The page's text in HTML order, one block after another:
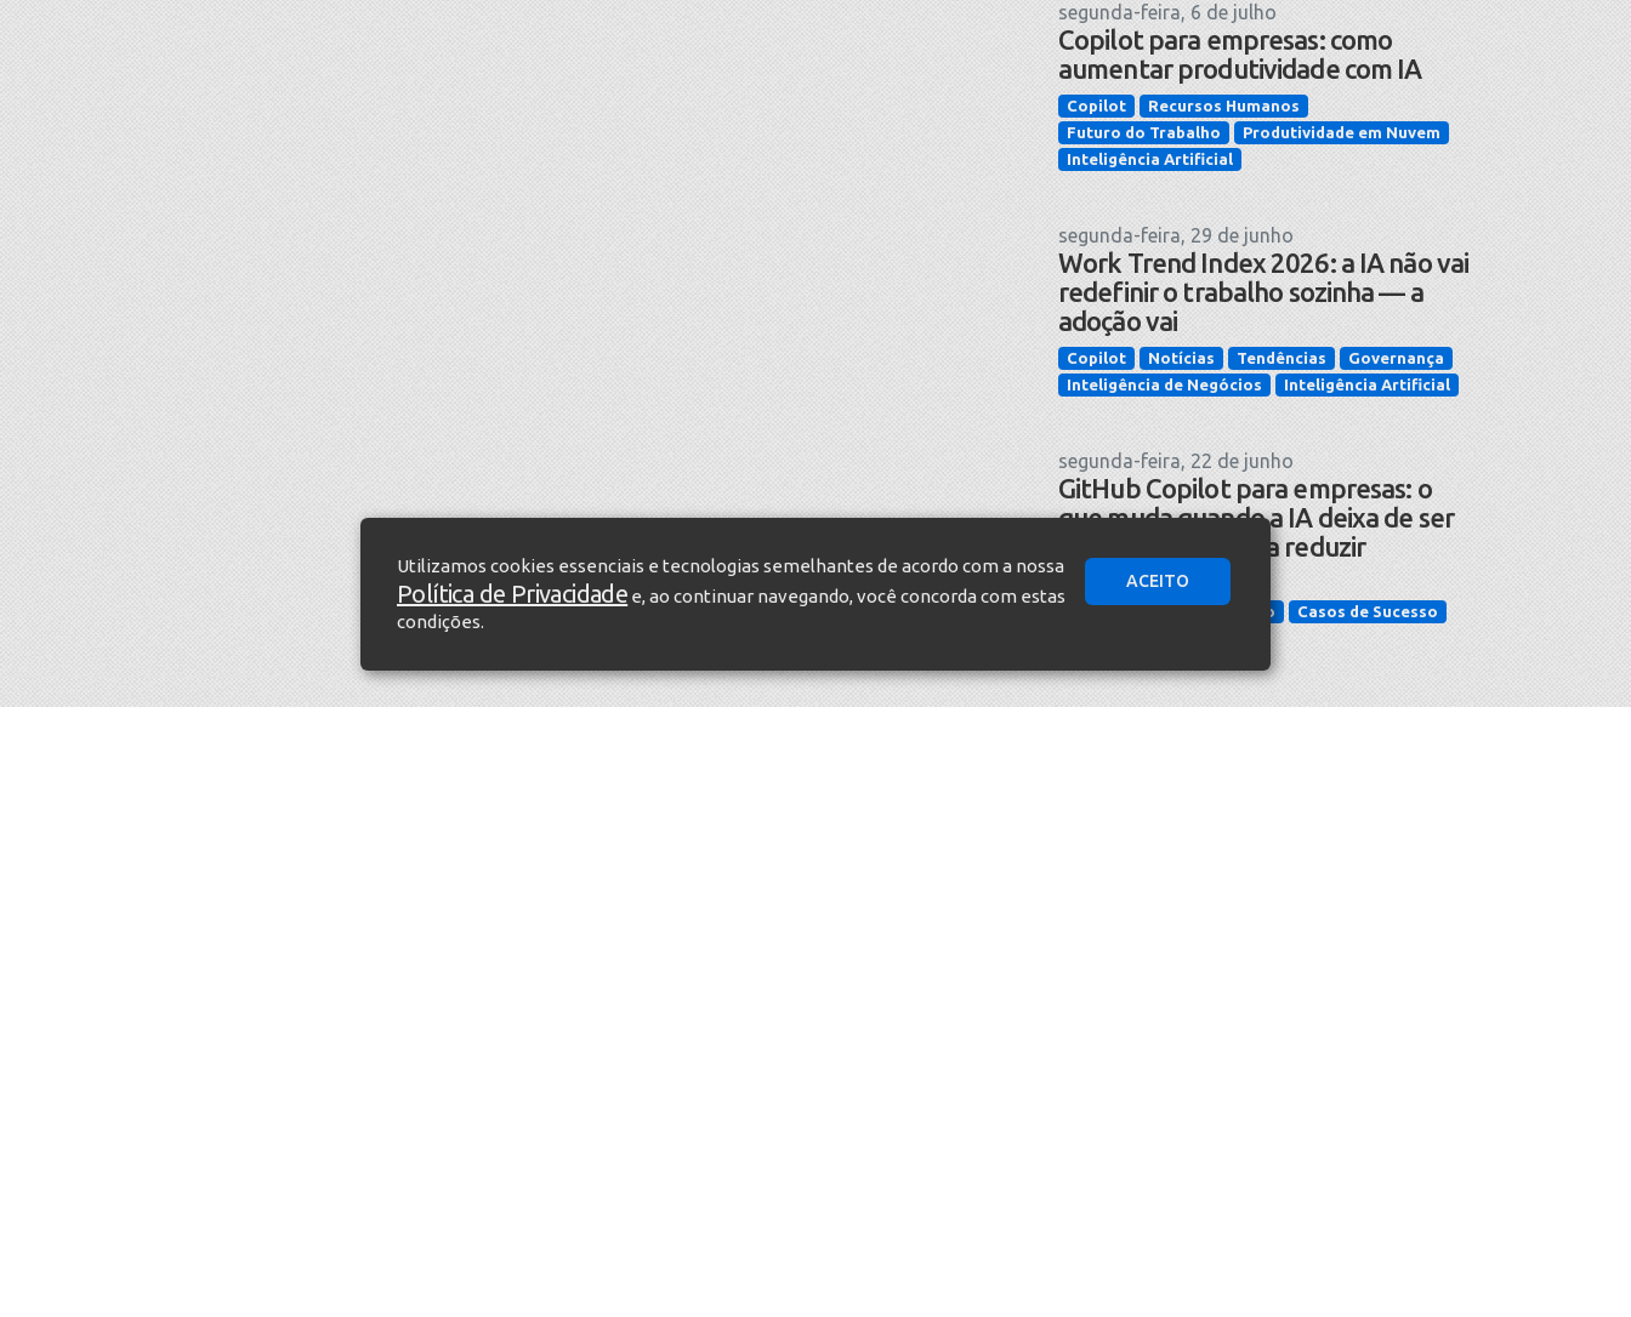
segunda-feira, 6 de julho
Copilot para empresas: como
aumentar produtividade com IA
Copilot
Recursos Humanos
Futuro do Trabalho
Produtividade em Nuvem
Inteligência Artificial
segunda-feira, 29 de junho
Work Trend Index 2026: a IA não vai
redefinir o trabalho sozinha — a
adoção vai
Copilot Notícias Tendências
Governança
Inteligência de Negócios
Inteligência Artificial
segunda-feira, 22 de junho
GitHub Copilot para empresas: o
que muda quando a IA deixa de ser
promessa e passa a reduzir
incidentes
Tecnologia da Informação
Casos de Sucesso
Utilizamos cookies essenciais e tecnologias semelhantes de acordo com a nossa
Política de Privacidade e, ao continuar navegando, você concorda com estas
condições.
ACEITO